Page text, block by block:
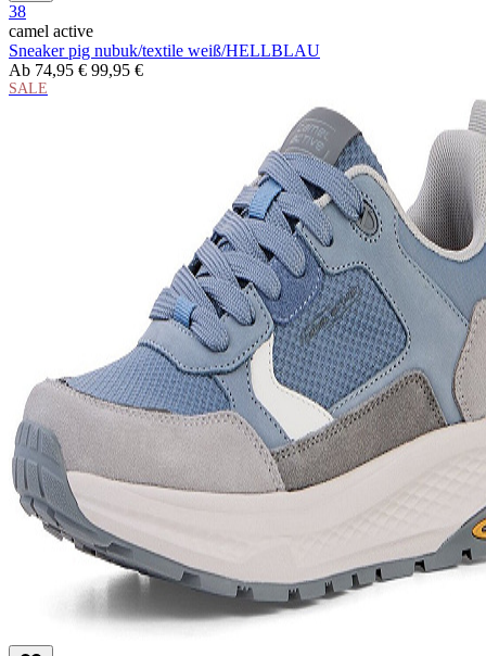
38
camel active
Sneaker pig nubuk/textile weiß/HELLBLAU
Ab 74,95 € 99,95 €
SALE